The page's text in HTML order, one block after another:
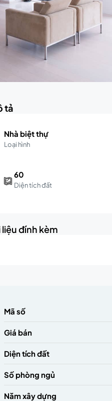
tả
Nhà biệt thự
Loại hình
60
Diện tích đất
liệu đính kèm
Mã số
Giá bán
Diện tích đất
Số phòng ngủ
Năm xây dựng